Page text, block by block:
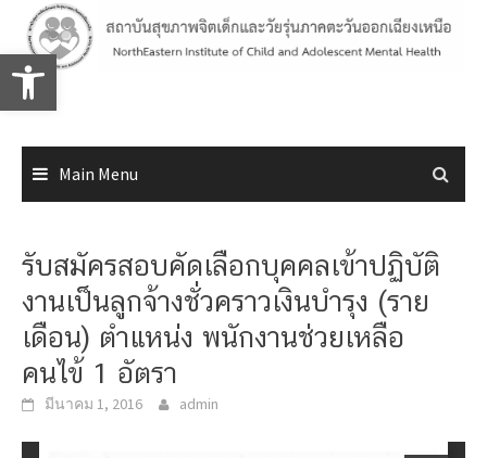
Open toolbar
content
Main Menu
รับสมัครสอบคัดเลือกบุคคลเข้าปฏิบัติ
งานเป็นลูกจ้างชั่วคราวเงินบำรุง (ราย
เดือน) ตำแหน่ง พนักงานช่วยเหลือ
คนไข้ 1 อัตรา
มีนาคม 1, 2016 admin